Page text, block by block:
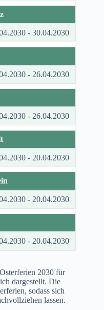
- 30.04.2030
- 26.04.2030
- 26.04.2030
- 20.04.2030
- 20.04.2030
- 20.04.2030
2030 für
dargestellt. Die
sodass sich
lassen.